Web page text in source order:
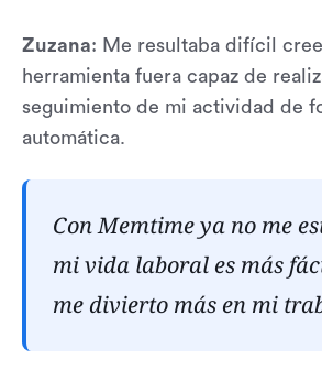
Zuzana: Me resultaba difícil
herramienta fuera capaz de
seguimiento de mi actividad de
automática.
Con Memtime ya no me
mi vida laboral es más
me divierto más en mi